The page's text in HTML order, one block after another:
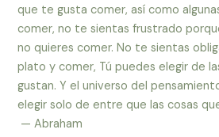
que te gusta comer, así como
comer, no te sientas frustrado
no quieres comer. No te sientas
plato y comer, Tú puedes elegir de
gustan. Y el universo del
elegir solo de entre que las cosas
— Abraham